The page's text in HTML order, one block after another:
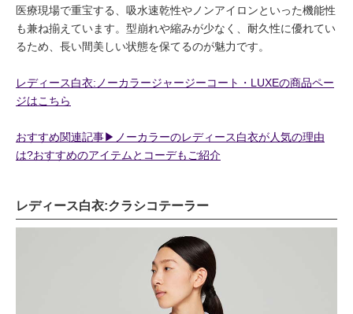
医療現場で重宝する、吸水速乾性やノンアイロンといった機能性
も兼ね揃えています。型崩れや縮みが少なく、耐久性に優れてい
るため、長い間美しい状態を保てるのが魅力です。
レディース白衣:ノーカラージャージーコート・LUXEの商品ペー
ジはこちら
おすすめ関連記事▶︎ノーカラーのレディース白衣が人気の理由
は?おすすめのアイテムとコーデもご紹介
レディース白衣:クラシコテーラー